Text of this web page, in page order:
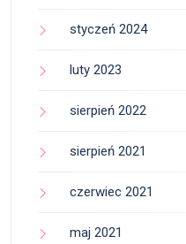
styczeń 2024
luty 2023
sierpień 2022
sierpień 2021
czerwiec 2021
maj 2021